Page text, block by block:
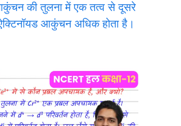
की तुलना में एक तत्व से दूसरे
आकुंचन अधिक होता है।